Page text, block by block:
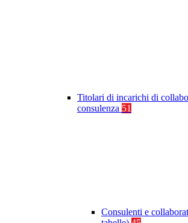
Titolari di incarichi di
consulenza 51
Consulenti e